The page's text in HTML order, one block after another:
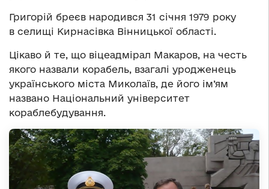
Григорій бреєв народився 31 січня 1979 року
в селищі Кирнасівка Вінницької області.
Цікаво й те, що віцеадмірал Макаров, на честь
якого назвали корабель, взагалі уродженець
українського міста Миколаїв, де його ім’ям
названо Національний університет
кораблебудування.